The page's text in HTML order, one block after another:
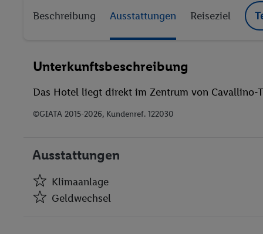
Beschreibung Ausstattungen Reiseziel
Unterkunftsbeschreibung
Das Hotel liegt direkt im Zentrum von Cavallino-
©GIATA 2015-2026, Kundenref. 122030
Ausstattungen
Klimaanlage
Geldwechsel